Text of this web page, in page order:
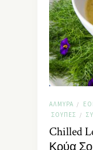
ΑΛΜΥΡΆ /
ΣΟΎΠΕΣ /
Chilled